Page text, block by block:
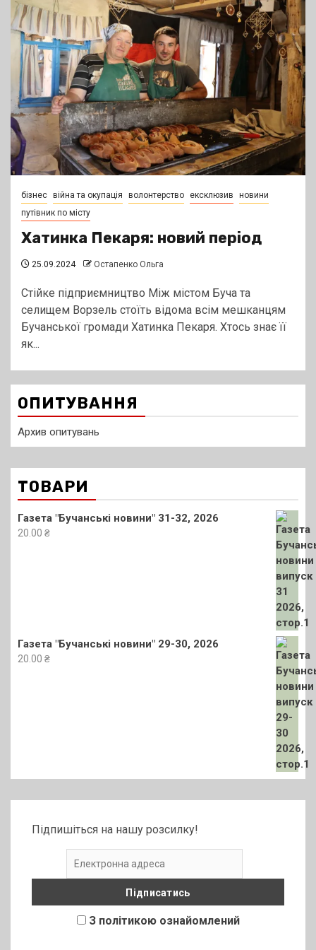
бізнес війна та окупація волонтерство ексклюзив
новини
путівник по місту
Хатинка Пекаря: новий період
25.09.2024 Остапенко Ольга
Стійке підприємництво Між містом Буча та
селищем Ворзель стоїть відома всім мешканцям
Бучанської громади Хатинка Пекаря. Хтось знає її
як...
ОПИТУВАННЯ
Архив опитувань
ТОВАРИ
Газета "Бучанські новини" 31-32, 2026
20.00 ₴
Газета "Бучанські новини" 29-30, 2026
20.00 ₴
Підпишіться на нашу розсилку!
З політикою ознайомлений